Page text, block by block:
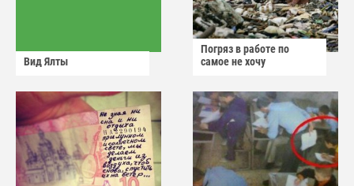
Вид Ялты
Погряз в работе по
самое не хочу